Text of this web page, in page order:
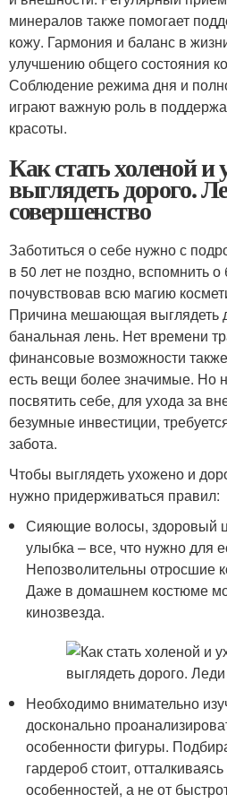
минералов также помогает
кожу. Гармония и баланс в
улучшению общего состояния
Соблюдение режима дня и
играют важную роль в
красоты.
Как стать холеной и
выглядеть дорого.
совершенство
Заботиться о себе нужно с
в 50 лет не поздно, вспомнить о
почувствовав всю магию
Причина мешающая выглядеть
банальная лень. Нет времени
финансовые возможности
есть вещи более значимые. Но
посвятить себе, для ухода за
безумные инвестиции,
забота.
Чтобы выглядеть ухожено и
нужно придерживаться правил:
Сияющие волосы, здоровый
улыбка – все, что нужно для
Непозволительны отросшие
Даже в домашнем костюме
кинозвезда.
Необходимо внимательно
досконально
особенности фигуры.
гардероб стоит,
особенностей, а не от